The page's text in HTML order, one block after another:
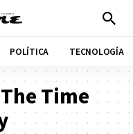
POLÍTICA TECNOLOGÍA
Time